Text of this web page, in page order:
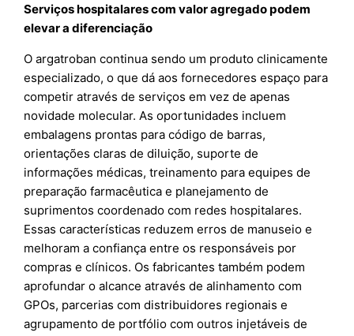
Serviços hospitalares com valor agregado podem
elevar a diferenciação
O argatroban continua sendo um produto clinicamente
especializado, o que dá aos fornecedores espaço para
competir através de serviços em vez de apenas
novidade molecular. As oportunidades incluem
embalagens prontas para código de barras,
orientações claras de diluição, suporte de
informações médicas, treinamento para equipes de
preparação farmacêutica e planejamento de
suprimentos coordenado com redes hospitalares.
Essas características reduzem erros de manuseio e
melhoram a confiança entre os responsáveis por
compras e clínicos. Os fabricantes também podem
aprofundar o alcance através de alinhamento com
GPOs, parcerias com distribuidores regionais e
agrupamento de portfólio com outros injetáveis de